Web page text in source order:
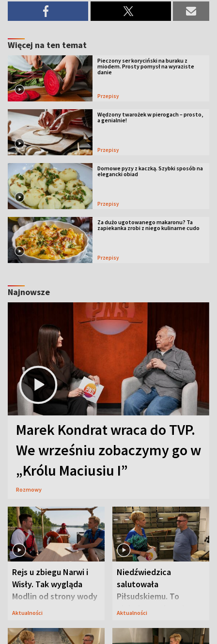
Więcej na ten temat
Pieczony ser koryciński na buraku z
miodem. Prosty pomysł na wyraziste
danie
Przepisy
Wędzony twarożek w pierogach – prosto,
a genialnie!
Przepisy
Domowe pyzy z kaczką. Szybki sposób na
elegancki obiad
Przepisy
Za dużo ugotowanego makaronu? Ta
zapiekanka zrobi z niego kulinarne cudo
Przepisy
Najnowsze
Marek Kondrat wraca do TVP.
We wrześniu zobaczymy go w
„Królu Maciusiu I”
Rozmowy
Rejs u zbiegu Narwi i
Wisły. Tak wygląda
Modlin od strony wody
Aktualności
Niedźwiedzica
salutowała
Piłsudskiemu. To
niejedyna tajemnica
Aktualności